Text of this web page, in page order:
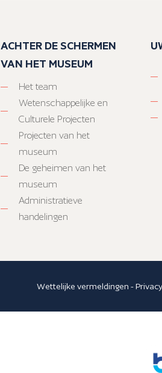
ACHTER DE SCHERMEN
VAN HET MUSEUM
Het team
Wetenschappelijke en
Culturele Projecten
Projecten van het
museum
De geheimen van het
museum
Administratieve
handelingen
Wettelijke vermeldingen -